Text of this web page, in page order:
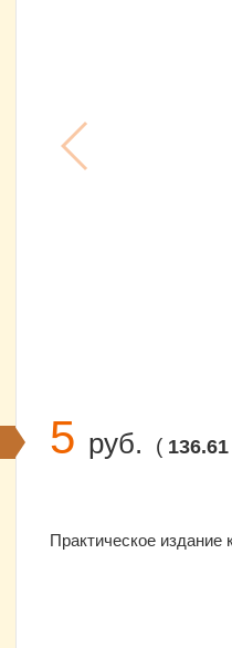
5 руб. ( 136.61
Практическое